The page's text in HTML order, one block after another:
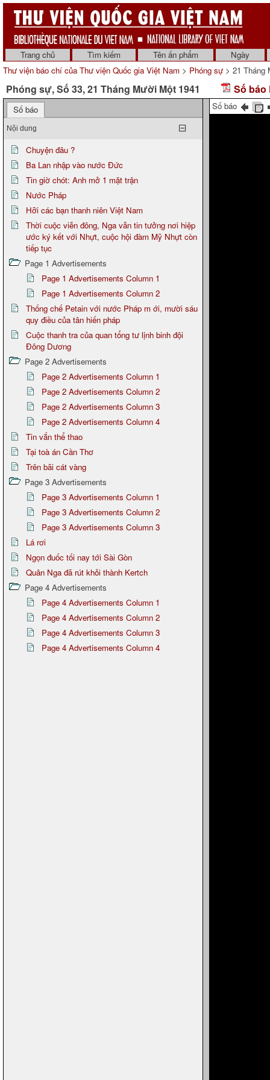
Trang chủ Tìm kiếm Tên ấn phẩm
Ngày
Thư viện báo chí của Thư viện Quốc gia Việt Nam > Phóng sự > 21 Tháng
Phóng sự, Số 33, 21 Tháng Mười Một 1941 Số báo
Số báo
Nội dung
Chuyện đâu ?
Ba Lan nhập vào nước Đức
Tin giờ chót: Anh mở 1 mặt trận
Nước Pháp
Hỡi các bạn thanh niên Việt Nam
Thời cuộc viễn đông, Nga vẫn tin tưởng nơi hiệp
ước ký kết với Nhựt, cuộc hội đàm Mỹ Nhựt còn
tiếp tục
Page 1 Advertisements
Page 1 Advertisements Column 1
Page 1 Advertisements Column 2
Thống chế Petain với nước Pháp m ới, mười sáu
quy điều của tân hiến pháp
Cuộc thanh tra của quan tổng tư lịnh binh đội
Đông Dương
Page 2 Advertisements
Page 2 Advertisements Column 1
Page 2 Advertisements Column 2
Page 2 Advertisements Column 3
Page 2 Advertisements Column 4
Tin vắn thể thao
Tại toà án Cần Thơ
Trên bãi cát vàng
Page 3 Advertisements
Page 3 Advertisements Column 1
Page 3 Advertisements Column 2
Page 3 Advertisements Column 3
Lá rơi
Ngọn đuốc tối nay tới Sài Gòn
Quân Nga đã rút khỏi thành Kertch
Page 4 Advertisements
Page 4 Advertisements Column 1
Page 4 Advertisements Column 2
Page 4 Advertisements Column 3
Page 4 Advertisements Column 4
Số báo